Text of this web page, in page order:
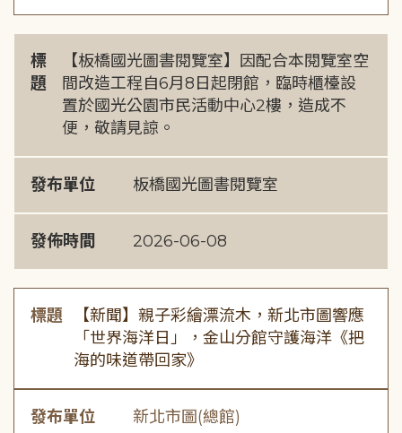
標
題
【板橋國光圖書閱覽室】因配合本閱覽室空
間改造工程自6月8日起閉館，臨時櫃檯設
置於國光公園市民活動中心2樓，造成不
便，敬請見諒。
發布單位 板橋國光圖書閱覽室
發佈時間 2026-06-08
標題
【新聞】親子彩繪漂流木，新北市圖響應
「世界海洋日」，金山分館守護海洋《把
海的味道帶回家》
發布單位 新北市圖(總館)